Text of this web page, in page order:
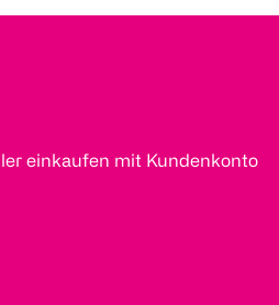
einkaufen mit Kundenkonto